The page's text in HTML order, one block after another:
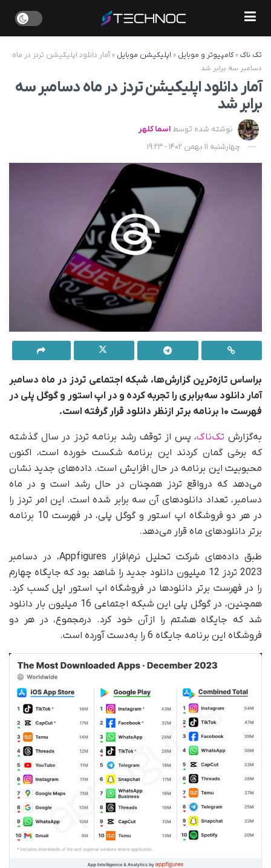
تک ناک»کامپیوتر و موبایل » اپلیکیشن موبایل » آمار دانلود اپلیکیشن تردز در ماه
دسامبر سه برابر شد
آمار دانلود اپلیکیشن تردز در ماه دسامبر سه
برابر شد
نوشته شده توسط اسما کلهر
چهارشنبه 11 بهمن 1402 - 19:23
براساس تازه‌ترین گزارش‌ها، شبکه اجتماعی تردز در ماه دسامبر
آمار دانلود سه‌برابری را تجربه کرده و در اپ استور و گوگل پلی در
فهرست ۱۰ برنامه برتر ازنظر دانلود قرار گرفته است.
به‌گزارش تک‌ناک، پس از توقف رشد برنامه تردز در سال گذشته
که برخی گمان کردند این برنامه شکست خورده است، اکنون
محبوبیت این برنامه در حال افزایش است. داده‌های جدید نشان
می‌دهد که در‌واقع تردز همچنان در حال رشد است و در ماه
دسامبر، تعداد دانلودهای آن سه برابر شده است. این امر تردز را
در هر دو فروشگاه اپ استور و گوگل پلی، در فهرست 10 برنامه
برتر دانلودهای ماه قرار می‌دهد.
طبق داده‌های شرکت تحلیل نرم‌افزار Appfigures، در دسامبر
2023 تردز 12 میلیون دانلود جدید را شاهد بود که جایگاه چهارم
را در فهرست برتر دانلودها در فروشگاه اپ استور اپل کسب کرد.
همچنین، در گوگل پلی این شبکه اجتماعی 16 میلیون بار دانلود
شد که جایگاه هشتم را ازآن خود کرد. در‌مجموع، در هر دو
فروشگاه این برنامه جایگاه 6 را به‌دست آورده است.